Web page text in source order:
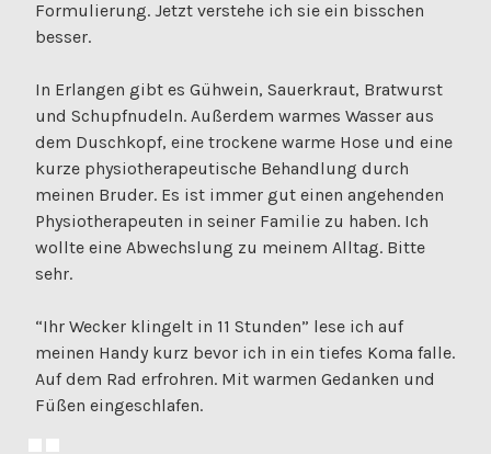
Formulierung. Jetzt verstehe ich sie ein bisschen
besser.
In Erlangen gibt es Gühwein, Sauerkraut, Bratwurst
und Schupfnudeln. Außerdem warmes Wasser aus
dem Duschkopf, eine trockene warme Hose und eine
kurze physiotherapeutische Behandlung durch
meinen Bruder. Es ist immer gut einen angehenden
Physiotherapeuten in seiner Familie zu haben. Ich
wollte eine Abwechslung zu meinem Alltag. Bitte
sehr.
“Ihr Wecker klingelt in 11 Stunden” lese ich auf
meinen Handy kurz bevor ich in ein tiefes Koma falle.
Auf dem Rad erfrohren. Mit warmen Gedanken und
Füßen eingeschlafen.